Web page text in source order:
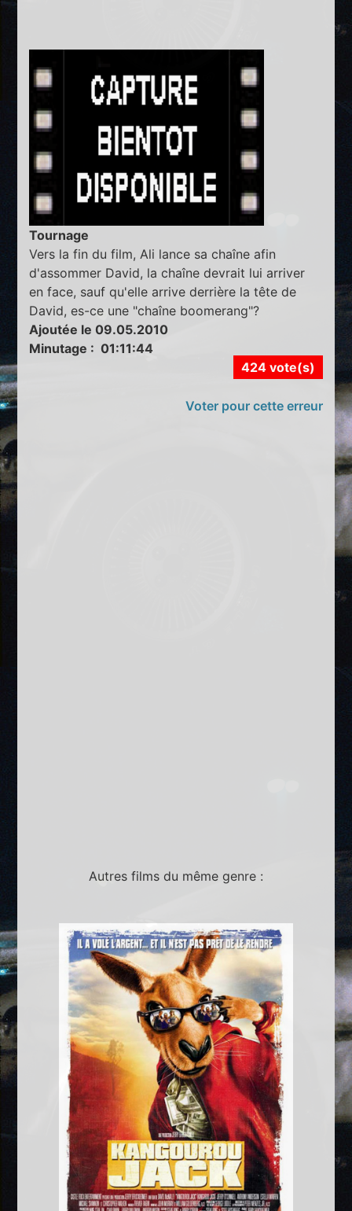
Tournage
Vers la fin du film, Ali lance sa chaîne afin
d'assommer David, la chaîne devrait lui arriver
en face, sauf qu'elle arrive derrière la tête de
David, es-ce une "chaîne boomerang"?
Ajoutée le 09.05.2010
Minutage : 01:11:44
424 vote(s)
Voter pour cette erreur
Autres films du même genre :